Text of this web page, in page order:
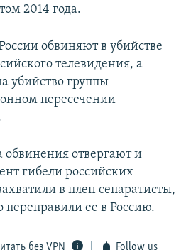
2014 года.
обвиняют в убийстве
телевидения, а
убийство группы
пересечении
обвинения отвергают и
гибели российских
в плен сепаратисты,
ее в Россию.
без VPN Follow us